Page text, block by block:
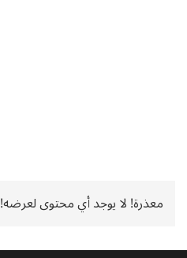
معذرة! لا يوجد أي محتوى لعرضه!